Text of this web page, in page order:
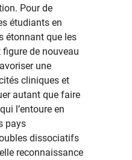
Pour de
étudiants en
étonnant que les
de nouveau
une
cliniques et
autant que faire
l’entoure en
pays
dissociatifs
reconnaissance